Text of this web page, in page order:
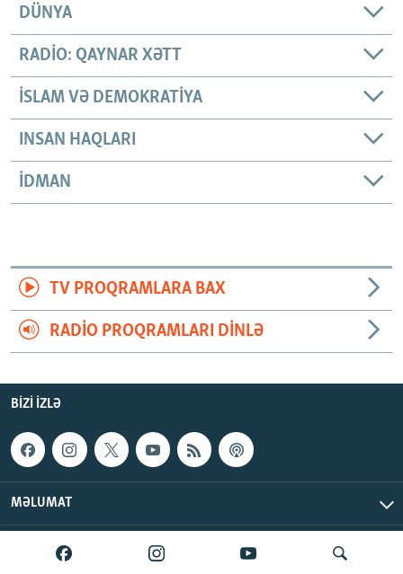
DÜNYA
RADIO: QAYNAR XƏTT
İSLAM VƏ DEMOKRATIYA
INSAN HAQLARI
İDMAN
TV PROQRAMLARA BAX
RADIO PROQRAMLARI DINLƏ
BIZI IZLƏ
MƏLUMAT
AzadlıqRadiosu © 2026 Inc. | Bütün hüquqlar qorunur